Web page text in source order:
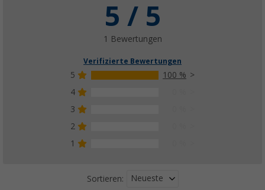
5 / 5
1 Bewertungen
Verifizierte Bewertungen
5
100 %
4
3
2
1
Sortieren: Neueste